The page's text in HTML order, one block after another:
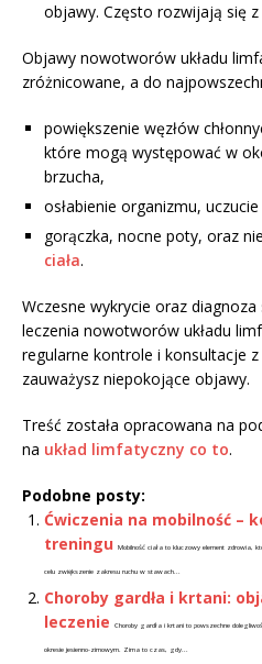
objawy. Często rozwijają się
Objawy nowotworów układu
zróżnicowane, a do
powiększenie węzłów
które mogą występować w
brzucha,
osłabienie organizmu,
gorączka, nocne poty, oraz
ciała.
Wczesne wykrycie oraz
leczenia nowotworów układu
regularne kontrole i konsultacje z
zauważysz niepokojące objawy.
Treść została opracowana na
na układ limfatyczny co to.
Podobne posty:
Ćwiczenia na mobilność –
treningu
Mobilność ciała to kluczowy element zdrowia,
celu zwiększenie zakresu ruchu w stawach...
Choroby gardła i krtani:
leczenie
Choroby gardła i krtani to powszechne
okresie jesienno-zimowym. Zima to czas, gdy...